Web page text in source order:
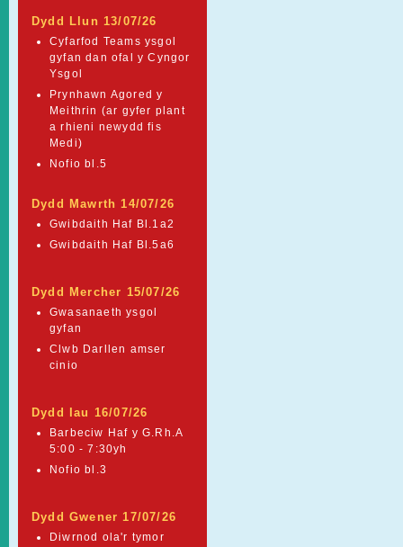
Dydd Llun 13/07/26
Cyfarfod Teams ysgol
gyfan dan ofal y Cyngor
Ysgol
Prynhawn Agored y
Meithrin (ar gyfer plant
a rhieni newydd fis
Medi)
Nofio bl.5
Dydd Mawrth 14/07/26
Gwibdaith Haf Bl.1a2
Gwibdaith Haf Bl.5a6
Dydd Mercher 15/07/26
Gwasanaeth ysgol
gyfan
Clwb Darllen amser
cinio
Dydd Iau 16/07/26
Barbeciw Haf y G.Rh.A
5:00 - 7:30yh
Nofio bl.3
Dydd Gwener 17/07/26
Diwrnod ola'r tymor